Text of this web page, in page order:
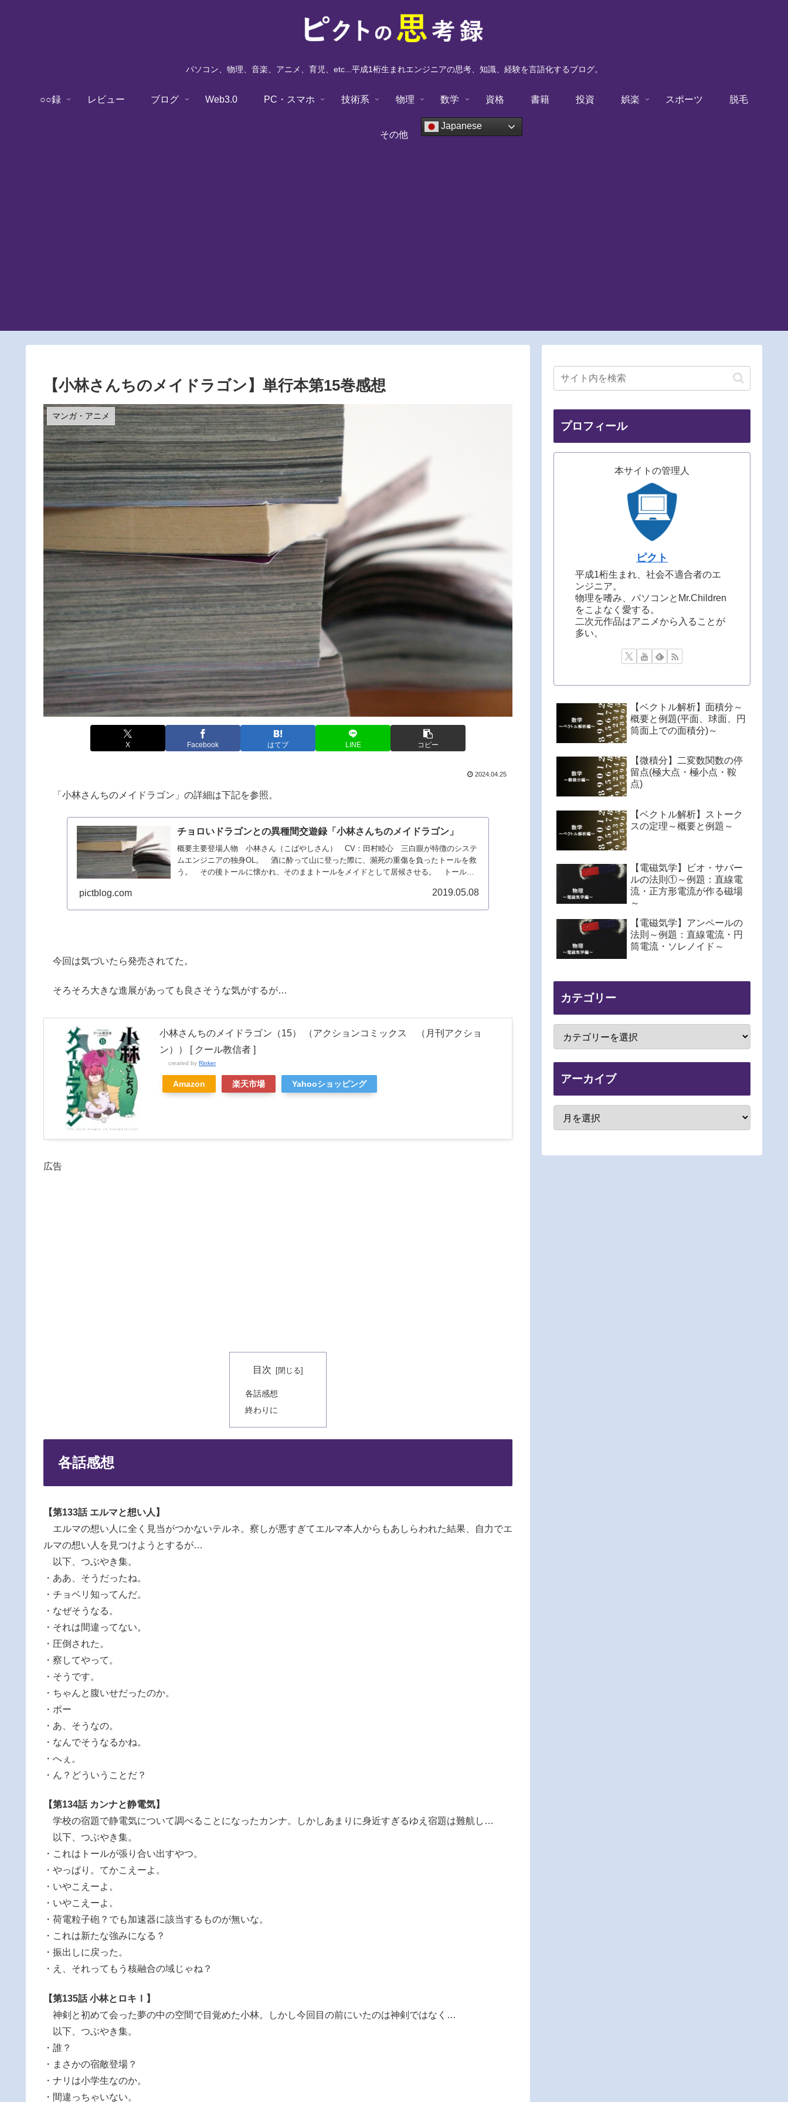
パソコン、物理、音楽、アニメ、育児、etc...平成1桁生まれエンジニアの思考、知識、経験を言語化するブログ。
○○録 レビュー ブログ Web3.0 PC・スマホ 技術系 物理 数学 資格 書籍 投資 娯楽 スポーツ 脱毛
その他
Japanese
【小林さんちのメイドラゴン】単行本第15巻感想
マンガ・アニメ
X Facebook はてブ LINE コピー
2024.04.25
「小林さんちのメイドラゴン」の詳細は下記を参照。
チョロいドラゴンとの異種間交遊録「小林さんちのメイドラゴン」
概要主要登場人物 小林さん（こばやしさん） CV：田村睦心 三白眼が特徴のシステ
ムエンジニアの独身OL。 酒に酔って山に登った際に、瀕死の重傷を負ったトールを救
う。 その後トールに懐かれ、そのままトールをメイドとして居候させる。 トール
pictblog.com 2019.05.08
今回は気づいたら発売されてた。
そろそろ大きな進展があっても良さそうな気がするが…
小林さんちのメイドラゴン（15） （アクションコミックス （月刊アクショ
ン）） [ クール教信者 ]
created by Rinker
Amazon 楽天市場 Yahooショッピング
広告
目次
各話感想
終わりに
各話感想
【第133話 エルマと想い人】
エルマの想い人に全く見当がつかないテルネ。察しが悪すぎてエルマ本人からもあしらわれた結果、自力でエ
ルマの想い人を見つけようとするが…
以下、つぶやき集。
・ああ、そうだったね。
・チョベリ知ってんだ。
・なぜそうなる。
・それは間違ってない。
・圧倒された。
・察してやって。
・そうです。
・ちゃんと腹いせだったのか。
・ポー
・あ、そうなの。
・なんでそうなるかね。
・へぇ。
・ん？どういうことだ？
【第134話 カンナと静電気】
学校の宿題で静電気について調べることになったカンナ。しかしあまりに身近すぎるゆえ宿題は難航し…
以下、つぶやき集。
・これはトールが張り合い出すやつ。
・やっぱり。てかこえーよ。
・いやこえーよ。
・いやこえーよ。
・荷電粒子砲？でも加速器に該当するものが無いな。
・これは新たな強みになる？
・振出しに戻った。
・え、それってもう核融合の域じゃね？
【第135話 小林とロキⅠ】
神剣と初めて会った夢の中の空間で目覚めた小林。しかし今回目の前にいたのは神剣ではなく…
以下、つぶやき集。
・誰？
・まさかの宿敵登場？
・ナリは小学生なのか。
・間違っちゃいない。
プロフィール
本サイトの管理人
ピクト
平成1桁生まれ、社会不適合者のエ
ンジニア。
物理を嗜み、パソコンとMr.Children
をこよなく愛する。
二次元作品はアニメから入ることが
多い。
【ベクトル解析】面積分～
概要と例題(平面、球面、円
筒面上での面積分)～
【微積分】二変数関数の停
留点(極大点・極小点・鞍
点)
【ベクトル解析】ストーク
スの定理～概要と例題～
【電磁気学】ビオ・サバー
ルの法則①～例題：直線電
流・正方形電流が作る磁場
～
【電磁気学】アンペールの
法則～例題：直線電流・円
筒電流・ソレノイド～
カテゴリー
アーカイブ